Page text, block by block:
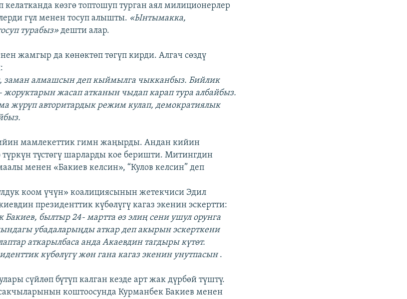
келатканда көзгө топтошуп турган аял милиционерлер
гүл менен тосуп алышты. «Ынтымакка,
турабыз» дешти алар.
жамгыр да көнөктөп төгүп кирди. Алгач сөздү
заман алмашсын деп кыймылга чыкканбыз. Бийлик
жасап атканын чыдап карап тура албайбыз.
жүрүп авторитардык режим кулап, демократиялык
мамлекеттик гимн жаңырды. Андан кийин
түркүн түстөгү шарларды кое беришти. Митингдин
менен «Бакиев келсин», “Кулов келсин” деп
коом үчүн» коалициясынын жетекчиси Эдил
президенттик күбөлүгү кагаз экенин эскертти:
былтыр 24- мартта өз элиң сени ушул орунга
убадаларыңды аткар деп акырын эскерткени
аткарылбаса анда Акаевдин тагдыры күтөт.
күбөлүгү жөн гана кагаз экенин унутпасын .
сүйлөп бүтүп калган кезде арт жак дүрбөй түштү.
коштоосунда Курманбек Бакиев менен